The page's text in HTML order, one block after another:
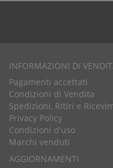
INFORMAZIONI DI
Pagamenti accettati
Condizioni di Vendita
Spedizioni, Ritiri e
Privacy Policy
Condizioni d'uso
Marchi venduti
AGGIORNAMENTI